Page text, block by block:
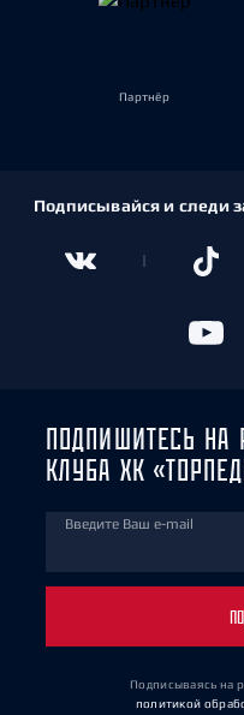
Партнёр
Подписывайся и следи
ПОДПИШИТЕСЬ НА
КЛУБА ХК
Введите Ваш e-mail
Подписываясь на
политикой